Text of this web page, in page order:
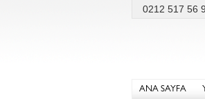
0212 517 56
ANA SAYFA